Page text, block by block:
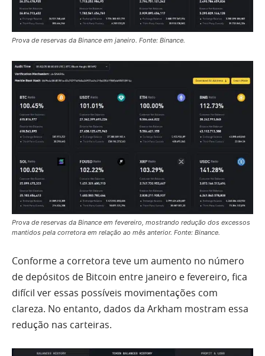
Prova de reservas da Binance em janeiro. Fonte: Binance.
Prova de reservas da Binance em fevereiro, mostrando redução dos excessos
mantidos pela corretora em relação ao mês anterior. Fonte: Binance.
Conforme a corretora teve um aumento no número
de depósitos de Bitcoin entre janeiro e fevereiro, fica
difícil ver essas possíveis movimentações com
clareza. No entanto, dados da Arkham mostram essa
redução nas carteiras.